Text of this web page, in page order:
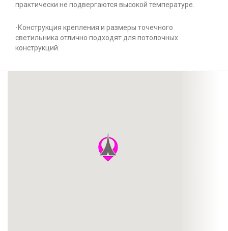
практически не подвергаются высокой температуре.
-Конструкция крепления и размеры точечного
светильника отлично подходят для потолочных
конструкций.